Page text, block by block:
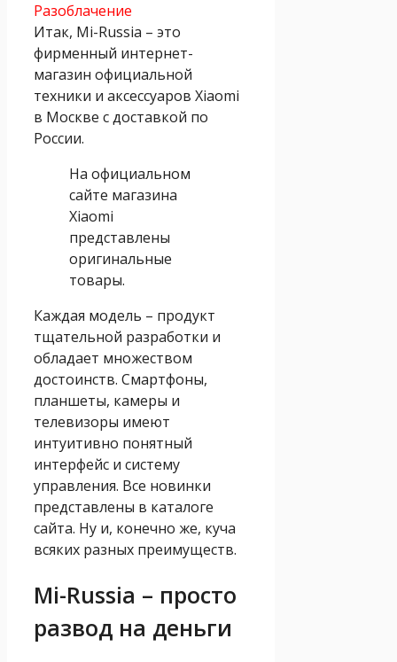
Разоблачение
Итак, Mi-Russia – это
фирменный интернет-
магазин официальной
техники и аксессуаров Xiaomi
в Москве с доставкой по
России.
На официальном
сайте магазина
Xiaomi
представлены
оригинальные
товары.
Каждая модель – продукт
тщательной разработки и
обладает множеством
достоинств. Смартфоны,
планшеты, камеры и
телевизоры имеют
интуитивно понятный
интерфейс и систему
управления. Все новинки
представлены в каталоге
сайта. Ну и, конечно же, куча
всяких разных преимуществ.
Mi-Russia – просто
развод на деньги